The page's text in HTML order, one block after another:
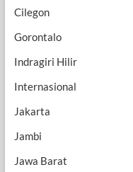
Cilegon
Gorontalo
Indragiri Hilir
Internasional
Jakarta
Jambi
Jawa Barat